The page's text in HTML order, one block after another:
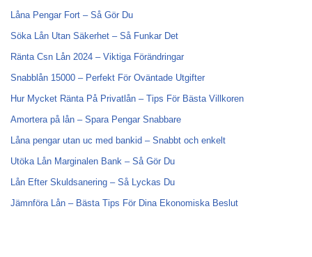
Låna Pengar Fort – Så Gör Du
Söka Lån Utan Säkerhet – Så Funkar Det
Ränta Csn Lån 2024 – Viktiga Förändringar
Snabblån 15000 – Perfekt För Oväntade Utgifter
Hur Mycket Ränta På Privatlån – Tips För Bästa Villkoren
Amortera på lån – Spara Pengar Snabbare
Låna pengar utan uc med bankid – Snabbt och enkelt
Utöka Lån Marginalen Bank – Så Gör Du
Lån Efter Skuldsanering – Så Lyckas Du
Jämnföra Lån – Bästa Tips För Dina Ekonomiska Beslut